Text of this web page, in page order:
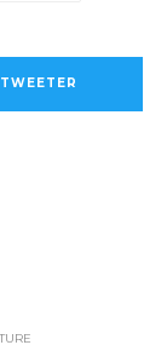
TWEETER